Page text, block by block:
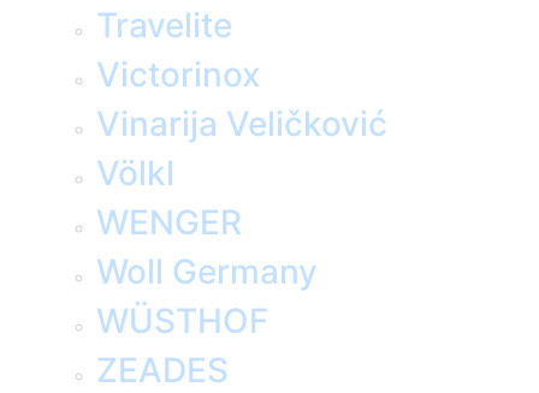
Travelite
Victorinox
Vinarija Veličković
Völkl
WENGER
Woll Germany
WÜSTHOF
ZEADES